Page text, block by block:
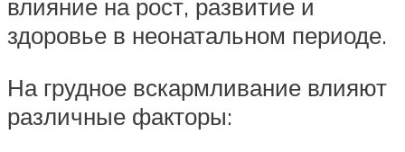
влияние на рост, развитие и
здоровье в неонатальном периоде.
На грудное вскармливание влияют
различные факторы: